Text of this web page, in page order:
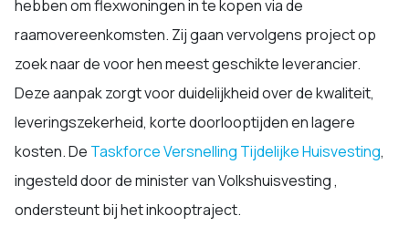
hebben om flexwoningen in te kopen via de
raamovereenkomsten. Zij gaan vervolgens project op
zoek naar de voor hen meest geschikte leverancier.
Deze aanpak zorgt voor duidelijkheid over de kwaliteit,
leveringszekerheid, korte doorlooptijden en lagere
kosten. De Taskforce Versnelling Tijdelijke Huisvesting,
ingesteld door de minister van Volkshuisvesting ,
ondersteunt bij het inkooptraject.